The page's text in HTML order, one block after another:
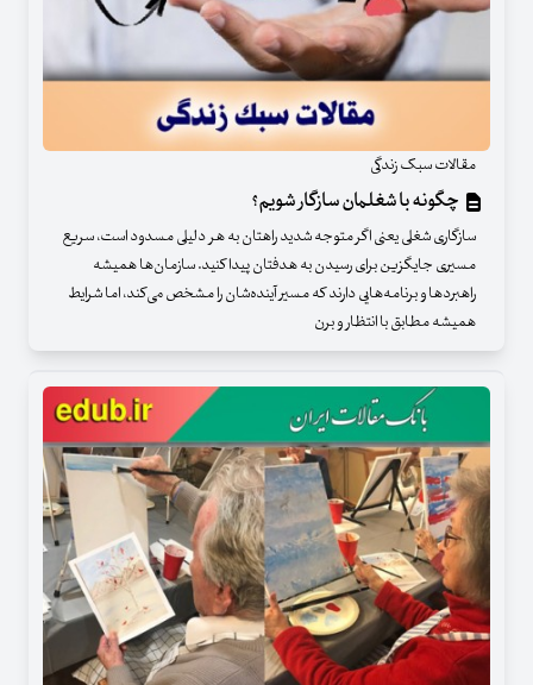
مقالات سبک زندگی
چگونه با شغلمان سازگار شویم؟
سازگاری شغلی یعنی اگر متوجه شدید راهتان به هر دلیلی مسدود است، سریع
مسیری جایگزین برای رسیدن به هدفتان پیدا کنید. سازمان‌ها همیشه
راهبردها و برنامه‌هایی دارند که مسیر آینده‌شان را مشخص می‌کند، اما شرایط
همیشه مطابق با انتظار و برن